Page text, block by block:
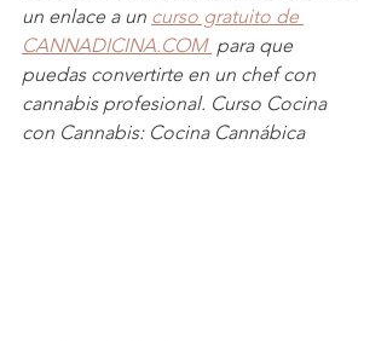
un enlace a un curso gratuito de
CANNADICINA.COM para que
puedas convertirte en un chef con
cannabis profesional. Curso Cocina
con Cannabis: Cocina Cannábica